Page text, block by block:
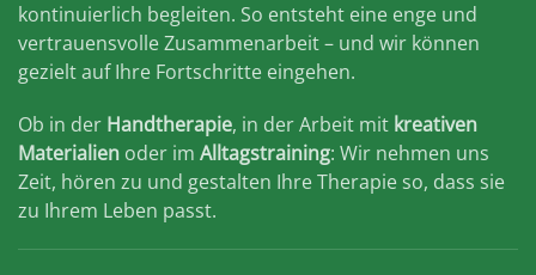
kontinuierlich begleiten. So entsteht eine enge und
vertrauensvolle Zusammenarbeit – und wir können
gezielt auf Ihre Fortschritte eingehen.
Ob in der Handtherapie, in der Arbeit mit kreativen
Materialien oder im Alltagstraining: Wir nehmen uns
Zeit, hören zu und gestalten Ihre Therapie so, dass sie
zu Ihrem Leben passt.